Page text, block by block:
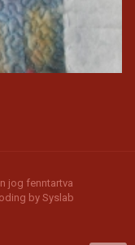
jog fenntartva
by Syslab